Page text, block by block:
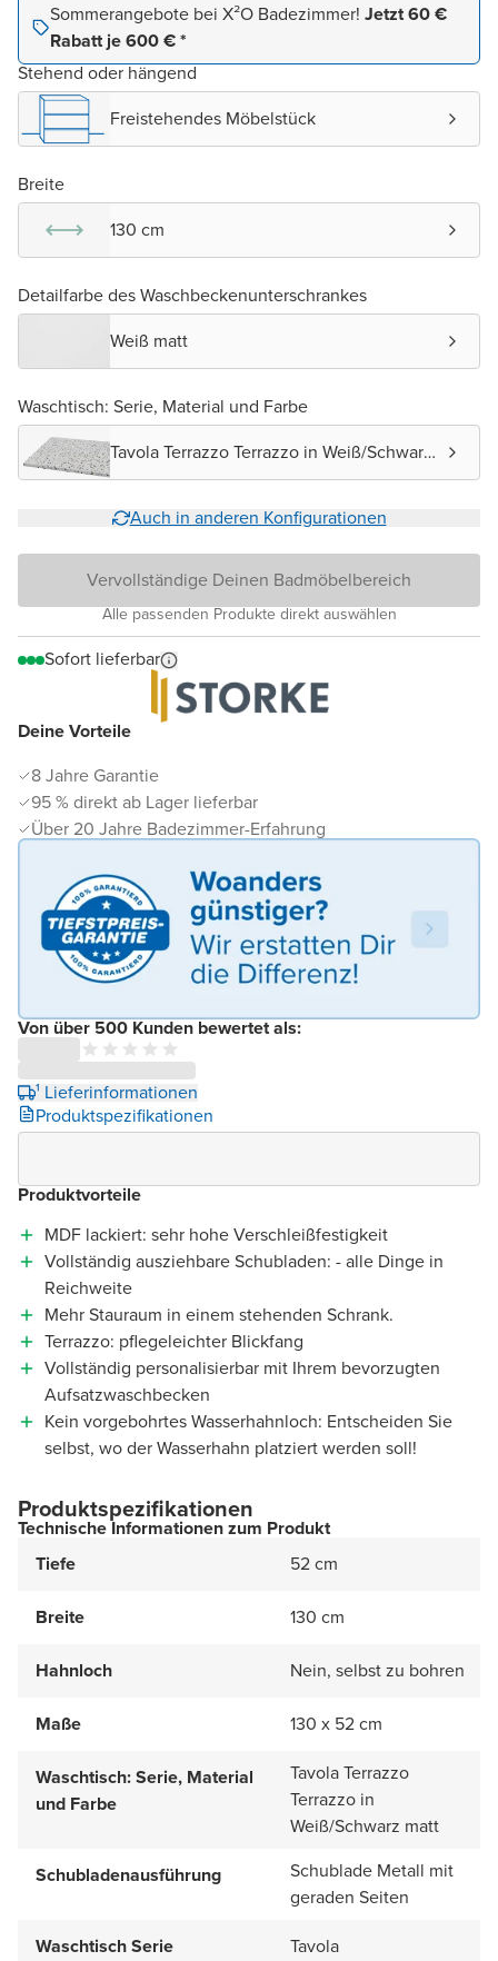
Deine Vorteile
8 Jahre Garantie
95 % direkt ab Lager lieferbar
Über 20 Jahre Badezimmer-Erfahrung
Von über 500 Kunden bewertet als:
¹ Lieferinformationen
Produktspezifikationen
Sommerangebote bei X²O Badezimmer! Jetzt 60 €
Rabatt je 600 € *
Stehend oder hängend
Freistehendes Möbelstück
Breite
130 cm
Detailfarbe des Waschbeckenunterschrankes
Weiß matt
Waschtisch: Serie, Material und Farbe
Tavola Terrazzo Terrazzo in Weiß/Schwarz
Auch in anderen Konfigurationen
Vervollständige Deinen Badmöbelbereich
Alle passenden Produkte direkt auswählen
Sofort lieferbar
Produktvorteile
MDF lackiert: sehr hohe Verschleißfestigkeit
Vollständig ausziehbare Schubladen: - alle Dinge in
Reichweite
Mehr Stauraum in einem stehenden Schrank.
Terrazzo: pflegeleichter Blickfang
Vollständig personalisierbar mit Ihrem bevorzugten
Aufsatzwaschbecken
Kein vorgebohrtes Wasserhahnloch: Entscheiden Sie
selbst, wo der Wasserhahn platziert werden soll!
Produktspezifikationen
Technische Informationen zum Produkt
Tiefe
52 cm
Breite 130 cm
Hahnloch Nein, selbst zu bohren
Maße 130 x 52 cm
Waschtisch: Serie, Material
und Farbe
Tavola Terrazzo
Terrazzo in
Weiß/Schwarz matt
Schubladenausführung
Schublade Metall mit
geraden Seiten
Waschtisch Serie
Tavola